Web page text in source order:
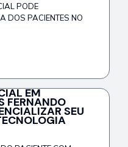
PODE
DOS PACIENTES NO
EM
FERNANDO
SEU